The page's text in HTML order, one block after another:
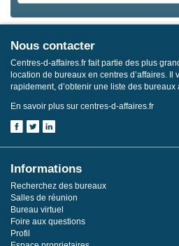
Nous contacter
Centres-d-affaires.fr fait partie des plus
location de bureaux en centres d’affaires. Il
rapidement, d’obtenir une liste des
En savoir plus sur centres-d-affaires.fr
Informations
Recherchez des bureaux
Salles de réunion
Bureau virtuel
Foire aux questions
Profil